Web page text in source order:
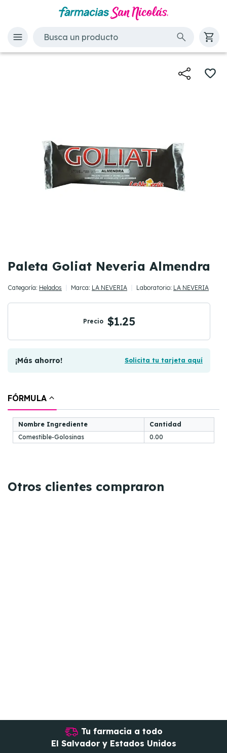
Paleta Goliat Neveria Almendra
Categoría: Helados Marca: LA NEVERIA Laboratorio: LA NEVERIA
Precio $1.25
¡Más ahorro! Solicita tu tarjeta aquí
FÓRMULA
Nombre Ingrediente
Cantidad
Comestible-Golosinas
0.00
Otros clientes compraron
Tu farmacia a todo
El Salvador y Estados Unidos